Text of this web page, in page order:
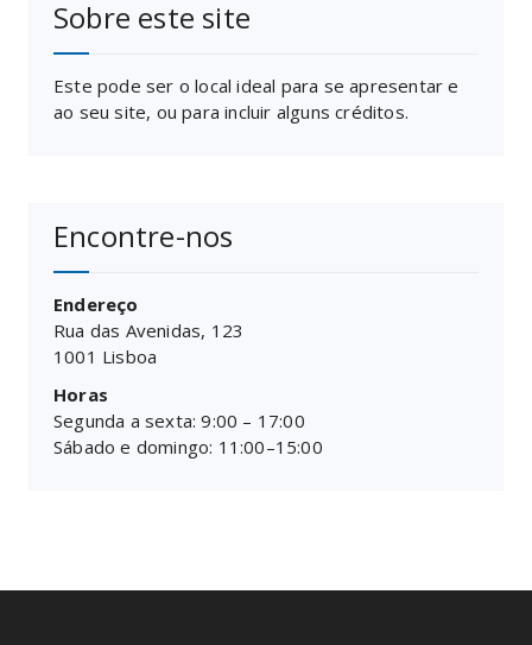
Sobre este site
Este pode ser o local ideal para se apresentar e
ao seu site, ou para incluir alguns créditos.
Encontre-nos
Endereço
Rua das Avenidas, 123
1001 Lisboa
Horas
Segunda a sexta: 9:00 – 17:00
Sábado e domingo: 11:00–15:00